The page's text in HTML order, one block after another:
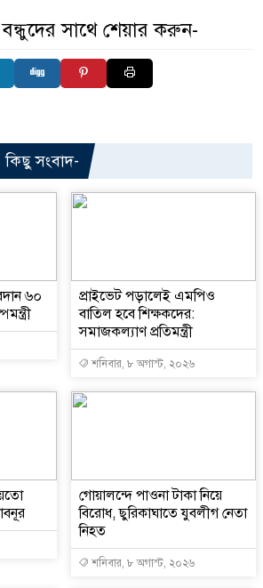
সাথে শেয়ার করুন-
সংবাদ-
৬০
প্রাইভেট পড়ালেই এমপিও
বাতিল হবে শিক্ষকদের:
সমাজকল্যাণ প্রতিমন্ত্রী
শনিবার, ৮ অগাস্ট, ২০২৬
গোয়ালন্দে পাওনা টাকা নিয়ে
বিরোধ, ছুরিকাঘাতে যুবলীগ নেতা
নিহত
শনিবার, ৮ অগাস্ট, ২০২৬